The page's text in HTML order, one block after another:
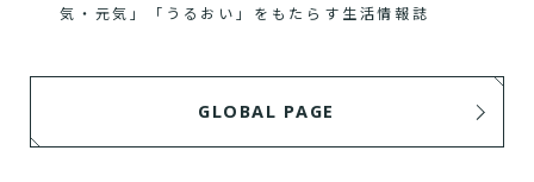
気・元気」「うるおい」をもたらす生活情報誌
GLOBAL PAGE